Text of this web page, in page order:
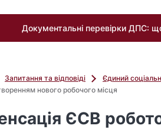
Документальні перевірки ДПС:
Запитання та відповіді Єдиний
нового робочого місця
ЄСВ